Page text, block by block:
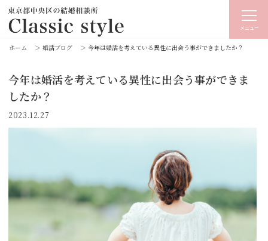
メニュー
ホーム ＞ 婚活ブログ ＞ 今年は婚活を考えている異性に出会う事ができましたか？
今年は婚活を考えている異性に出会う事ができま
したか？
2023.12.27